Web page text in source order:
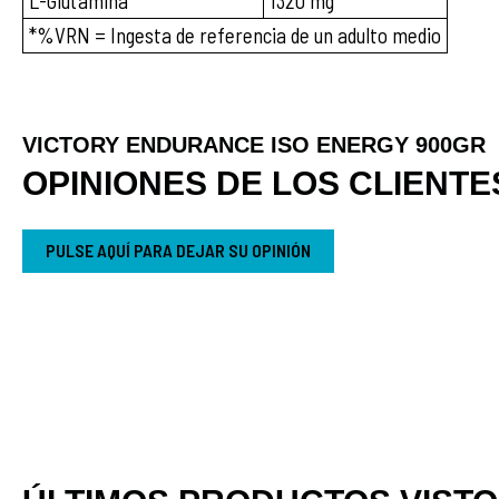
*%VRN = Ingesta de referencia de un adulto medio
VICTORY ENDURANCE ISO ENERGY 900GR
OPINIONES DE LOS
PULSE AQUÍ PARA DEJAR SU OPINIÓN